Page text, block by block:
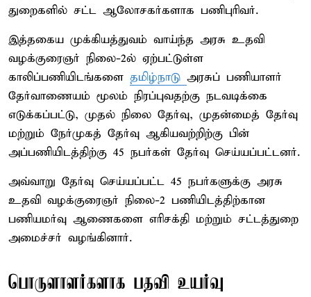
துறைகளில் சட்ட ஆலோசகர்களாக பணிபுரிவர்.
இத்தகைய முக்கியத்துவம் வாய்ந்த அரசு உதவி
வழக்குரைஞர் நிலை-2ல் ஏற்பட்டுள்ள
காலிப்பணியிடங்களை தமிழ்நாடு அரசுப் பணியாளர்
தேர்வாணையம் மூலம் நிரப்புவதற்கு நடவடிக்கை
எடுக்கப்பட்டு, முதல் நிலை தேர்வு, முதன்மைத் தேர்வு
மற்றும் நேர்முகத் தேர்வு ஆகியவற்றிற்கு பின்
அப்பணியிடத்திற்கு 45 நபர்கள் தேர்வு செய்யப்பட்டனர்.
அவ்வாறு தேர்வு செய்யப்பட்ட 45 நபர்களுக்கு அரசு
உதவி வழக்குரைஞர் நிலை-2 பணியிடத்திற்கான
பணியமர்வு ஆணைகளை எரிசக்தி மற்றும் சட்டத்துறை
அமைச்சர் வழங்கினார்.
பொருளாளர்களாக பதவி உயர்வு